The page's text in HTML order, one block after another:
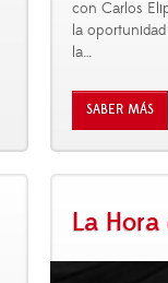
con Carlos
la
la…
SABER MÁS
La